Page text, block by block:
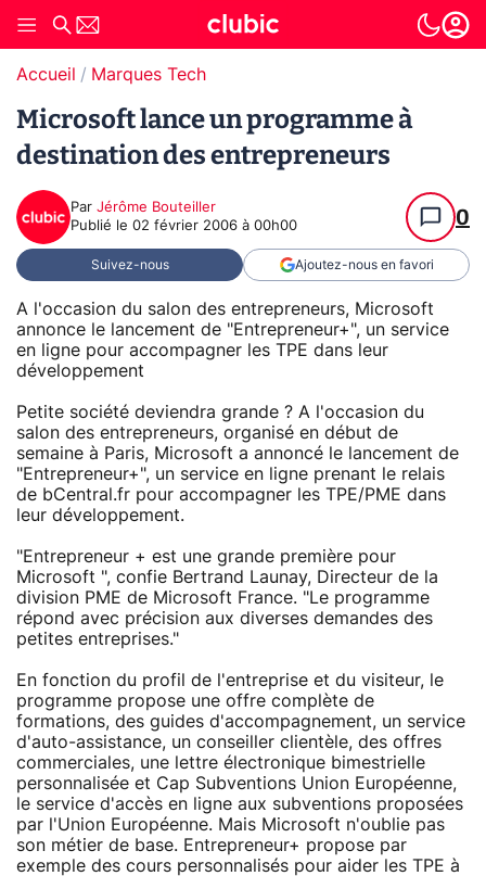
Accueil Marques Tech
Microsoft lance un programme à
destination des entrepreneurs
Par Jérôme Bouteiller
Publié le 02 février 2006 à 00h00 0
Suivez-nous Ajoutez-nous en favori
A l'occasion du salon des entrepreneurs, Microsoft
annonce le lancement de "Entrepreneur+", un service
en ligne pour accompagner les TPE dans leur
développement
Petite société deviendra grande ? A l'occasion du
salon des entrepreneurs, organisé en début de
semaine à Paris, Microsoft a annoncé le lancement de
"Entrepreneur+", un service en ligne prenant le relais
de bCentral.fr pour accompagner les TPE/PME dans
leur développement.
"Entrepreneur + est une grande première pour
Microsoft ", confie Bertrand Launay, Directeur de la
division PME de Microsoft France. "Le programme
répond avec précision aux diverses demandes des
petites entreprises."
En fonction du profil de l'entreprise et du visiteur, le
programme propose une offre complète de
formations, des guides d'accompagnement, un service
d'auto-assistance, un conseiller clientèle, des offres
commerciales, une lettre électronique bimestrielle
personnalisée et Cap Subventions Union Européenne,
le service d'accès en ligne aux subventions proposées
par l'Union Européenne. Mais Microsoft n'oublie pas
son métier de base. Entrepreneur+ propose par
exemple des cours personnalisés pour aider les TPE à